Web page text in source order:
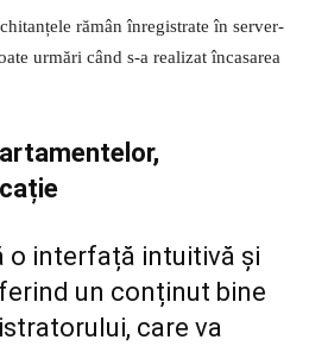
rămân înregistrate în server-
urmări când s-a realizat încasarea
o interfață intuitivă și
un conținut bine
care va